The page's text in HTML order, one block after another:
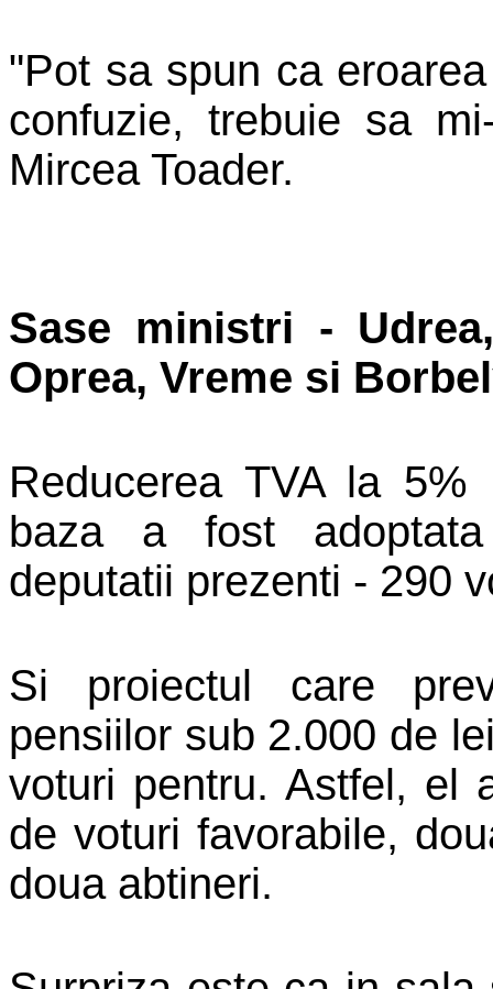
"Pot sa spun ca
confuzie, trebuie sa
Mircea Toader.
Sase ministri -
Oprea, Vreme si
Reducerea TVA la 5%
baza a fost
deputatii prezenti - 290
Si proiectul care
pensiilor sub 2.000 de
voturi pentru. Astfel, el
de voturi favorabile,
doua abtineri.